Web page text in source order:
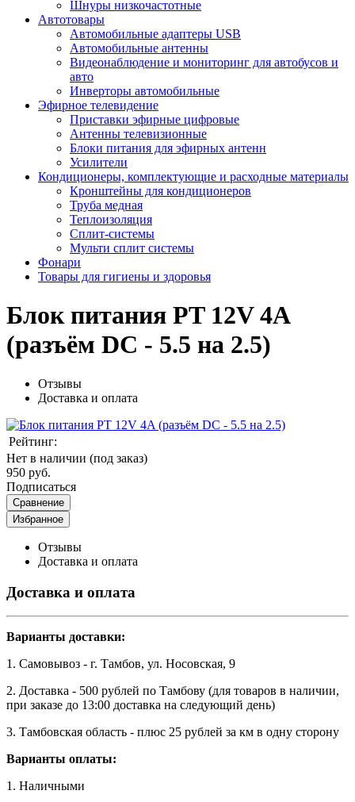
Шнуры низкочастотные
Автотовары
Автомобильные адаптеры USB
Автомобильные антенны
Видеонаблюдение и мониторинг для автобусов и
авто
Инверторы автомобильные
Эфирное телевидение
Приставки эфирные цифровые
Антенны телевизионные
Блоки питания для эфирных антенн
Усилители
Кондиционеры, комплектующие и расходные материалы
Кронштейны для кондиционеров
Труба медная
Теплоизоляция
Сплит-системы
Мульти сплит системы
Фонари
Товары для гигиены и здоровья
Блок питания PT 12V 4A
(разъём DC - 5.5 на 2.5)
Отзывы
Доставка и оплата
Рейтинг:
Нет в наличии (под заказ)
950 руб.
Подписаться
Сравнение
Избранное
Отзывы
Доставка и оплата
Доставка и оплата
Варианты доставки:
1. Самовывоз - г. Тамбов, ул. Носовская, 9
2. Доставка - 500 рублей по Тамбову (для товаров в наличии,
при заказе до 13:00 доставка на следующий день)
3. Тамбовская область - плюс 25 рублей за км в одну сторону
Варианты оплаты:
1. Наличными